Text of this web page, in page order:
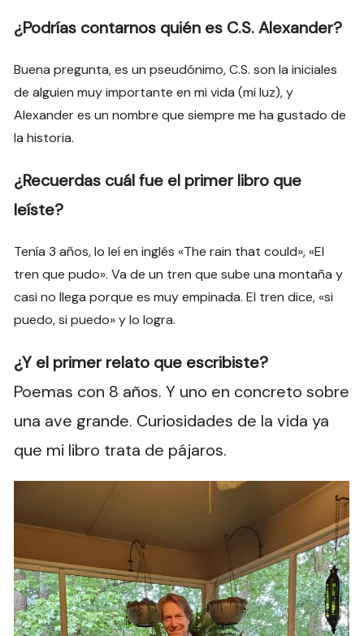
¿Podrías contarnos quién es C.S. Alexander?
Buena pregunta, es un pseudónimo, C.S. son la iniciales
de alguien muy importante en mi vida (mi luz), y
Alexander es un nombre que siempre me ha gustado de
la historia.
¿Recuerdas cuál fue el primer libro que
leíste?
Tenía 3 años, lo leí en inglés «The rain that could», «El
tren que pudo». Va de un tren que sube una montaña y
casi no llega porque es muy empinada. El tren dice, «si
puedo, si puedo» y lo logra.
¿Y el primer relato que escribiste?
Poemas con 8 años. Y uno en concreto sobre
una ave grande. Curiosidades de la vida ya
que mi libro trata de pájaros.